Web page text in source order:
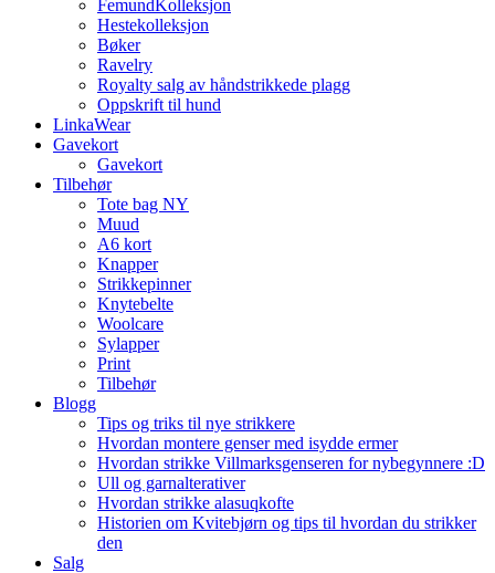
FemundKolleksjon
Hestekolleksjon
Bøker
Ravelry
Royalty salg av håndstrikkede plagg
Oppskrift til hund
LinkaWear
Gavekort
Gavekort
Tilbehør
Tote bag NY
Muud
A6 kort
Knapper
Strikkepinner
Knytebelte
Woolcare
Sylapper
Print
Tilbehør
Blogg
Tips og triks til nye strikkere
Hvordan montere genser med isydde ermer
Hvordan strikke Villmarksgenseren for nybegynnere :D
Ull og garnalterativer
Hvordan strikke alasuqkofte
Historien om Kvitebjørn og tips til hvordan du strikker
den
Salg